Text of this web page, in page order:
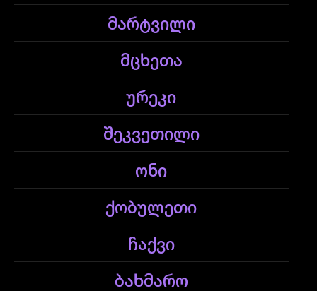
მარტვილი
მცხეთა
ურეკი
შეკვეთილი
ონი
ქობულეთი
ჩაქვი
ბახმარო